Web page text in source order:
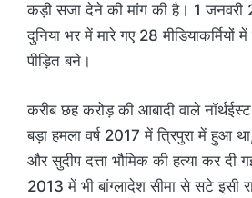
कड़ी सजा देने की मांग की है। 1
दुनिया भर में मारे गए 28 मीडियाकर्मियों
पीड़ित बने।
करीब छह करोड़ की आबादी वाले
बड़ा हमला वर्ष 2017 में त्रिपुरा में हुआ
और सुदीप दत्ता भौमिक की हत्या कर दी
2013 में भी बांग्लादेश सीमा से सटे इसी